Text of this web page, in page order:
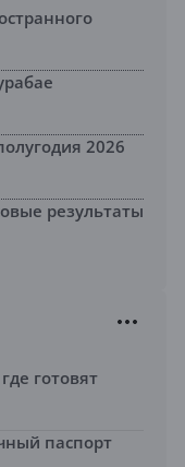
2026
результаты
готовят
паспорт